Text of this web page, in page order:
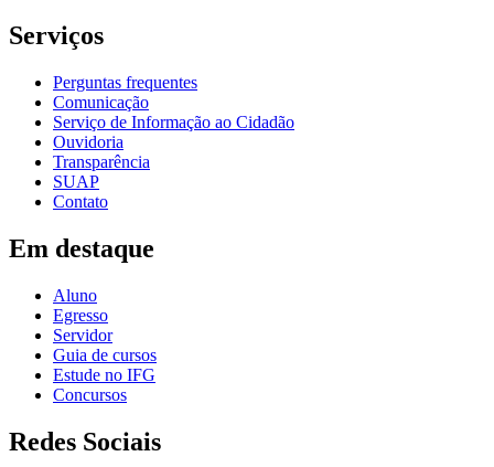
Serviços
Perguntas frequentes
Comunicação
Serviço de Informação ao Cidadão
Ouvidoria
Transparência
SUAP
Contato
Em destaque
Aluno
Egresso
Servidor
Guia de cursos
Estude no IFG
Concursos
Redes Sociais